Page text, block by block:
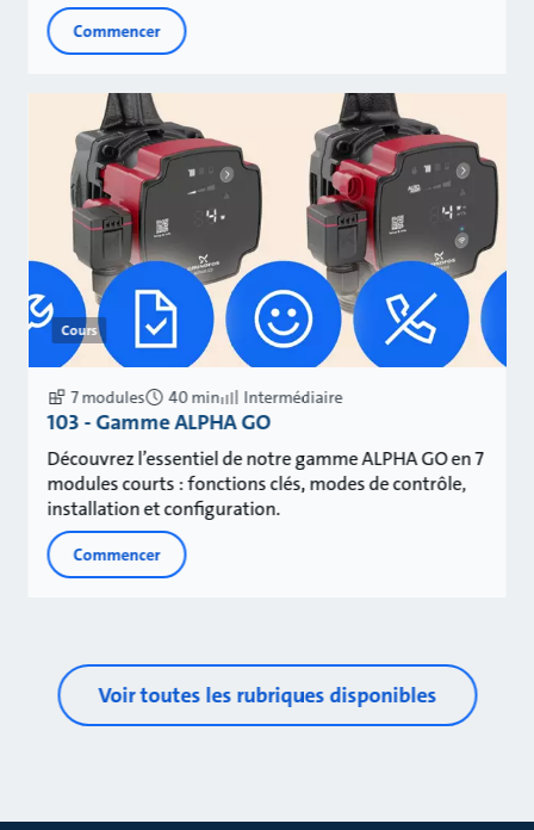
Commencer
Cours
7 modules 40 min Intermédiaire
103 - Gamme ALPHA GO
Découvrez l’essentiel de notre gamme ALPHA GO en 7
modules courts : fonctions clés, modes de contrôle,
installation et configuration.
Commencer
Voir toutes les rubriques disponibles